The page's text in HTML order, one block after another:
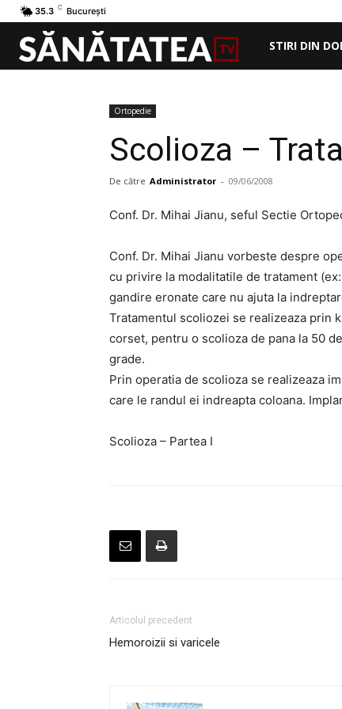
35.3 C București
STIRI DIN
Ortopedie
Scolioza –
De către Administrator - 09/06/2008
Conf. Dr. Mihai Jianu, seful Sectie
Conf. Dr. Mihai Jianu vorbeste despre
cu privire la modalitatile de tratament
gandire eronate care nu ajuta la
Tratamentul scoliozei se realizeaza prin
corset, pentru o scolioza de pana la 50
grade.
Prin operatia de scolioza se realizeaza
care le randul ei indreapta coloana.
Scolioza – Partea I
Articolul precedent
Hemoroizii si varicele